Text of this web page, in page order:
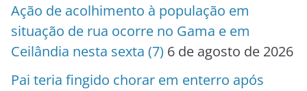
Ação de acolhimento à população em
situação de rua ocorre no Gama e em
Ceilândia nesta sexta (7) 6 de agosto de 2026
Pai teria fingido chorar em enterro após